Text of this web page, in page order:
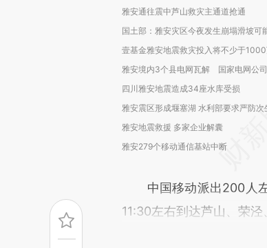
雅安通往震中芦山救灾主通道抢通
国土部：雅安灾区今夜发生崩塌滑坡可
壹基金雅安地震救灾投入将不少于
雅安境内3个县电网瓦解 国家电网公
四川雅安地震造成34座水库受损
雅安震区形成堰塞湖 水利部要求严防次
雅安地震救援 多家企业解囊
雅安279个移动通信基站中断
中国移动派出200人左
11:30左右到达芦山、荣